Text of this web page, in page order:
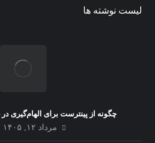
لیست نوشته ها
چگونه از پینترست برای الهام‌گیری
مرداد ۱۲, ۱۴۰۵